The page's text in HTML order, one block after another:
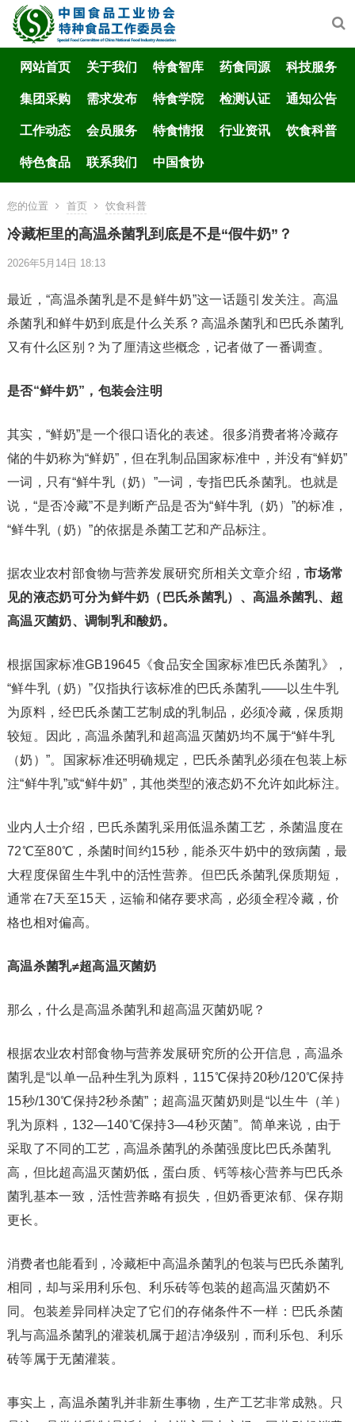
网站首页 关于我们 特食智库 药食同源 科技服务
集团采购 需求发布 特食学院 检测认证 通知公告
工作动态 会员服务 特食情报 行业资讯 饮食科普
特色食品 联系我们 中国食协
您的位置 首页 饮食科普
冷藏柜里的高温杀菌乳到底是不是“假牛奶”？
2026年5月14日 18:13
最近，“高温杀菌乳是不是鲜牛奶”这一话题引发关注。高温
杀菌乳和鲜牛奶到底是什么关系？高温杀菌乳和巴氏杀菌乳
又有什么区别？为了厘清这些概念，记者做了一番调查。
是否“鲜牛奶”，包装会注明
其实，“鲜奶”是一个很口语化的表述。很多消费者将冷藏存
储的牛奶称为“鲜奶”，但在乳制品国家标准中，并没有“鲜奶”
一词，只有“鲜牛乳（奶）”一词，专指巴氏杀菌乳。也就是
说，“是否冷藏”不是判断产品是否为“鲜牛乳（奶）”的标准，
“鲜牛乳（奶）”的依据是杀菌工艺和产品标注。
据农业农村部食物与营养发展研究所相关文章介绍，市场常
见的液态奶可分为鲜牛奶（巴氏杀菌乳）、高温杀菌乳、超
高温灭菌奶、调制乳和酸奶。
根据国家标准GB19645《食品安全国家标准巴氏杀菌乳》，
“鲜牛乳（奶）”仅指执行该标准的巴氏杀菌乳——以生牛乳
为原料，经巴氏杀菌工艺制成的乳制品，必须冷藏，保质期
较短。因此，高温杀菌乳和超高温灭菌奶均不属于“鲜牛乳
（奶）”。国家标准还明确规定，巴氏杀菌乳必须在包装上标
注“鲜牛乳”或“鲜牛奶”，其他类型的液态奶不允许如此标注。
业内人士介绍，巴氏杀菌乳采用低温杀菌工艺，杀菌温度在
72℃至80℃，杀菌时间约15秒，能杀灭牛奶中的致病菌，最
大程度保留生牛乳中的活性营养。但巴氏杀菌乳保质期短，
通常在7天至15天，运输和储存要求高，必须全程冷藏，价
格也相对偏高。
高温杀菌乳≠超高温灭菌奶
那么，什么是高温杀菌乳和超高温灭菌奶呢？
根据农业农村部食物与营养发展研究所的公开信息，高温杀
菌乳是“以单一品种生乳为原料，115℃保持20秒/120℃保持
15秒/130℃保持2秒杀菌”；超高温灭菌奶则是“以生牛（羊）
乳为原料，132—140℃保持3—4秒灭菌”。简单来说，由于
采取了不同的工艺，高温杀菌乳的杀菌强度比巴氏杀菌乳
高，但比超高温灭菌奶低，蛋白质、钙等核心营养与巴氏杀
菌乳基本一致，活性营养略有损失，但奶香更浓郁、保存期
更长。
消费者也能看到，冷藏柜中高温杀菌乳的包装与巴氏杀菌乳
相同，却与采用利乐包、利乐砖等包装的超高温灭菌奶不
同。包装差异同样决定了它们的存储条件不一样：巴氏杀菌
乳与高温杀菌乳的灌装机属于超洁净级别，而利乐包、利乐
砖等属于无菌灌装。
事实上，高温杀菌乳并非新生事物，生产工艺非常成熟。只